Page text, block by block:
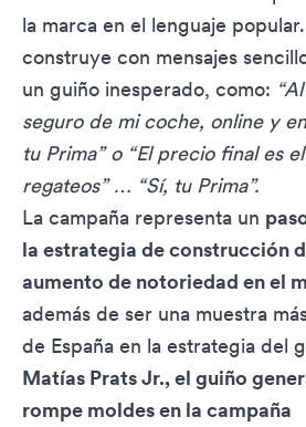
la marca en el lenguaje
construye con mensajes
un guiño inesperado, como:
seguro de mi coche, online y
tu Prima” o “El precio final es
regateos” … “Sí, tu Prima”.
La campaña representa un
la estrategia de construcción
aumento de notoriedad en el
además de ser una muestra
de España en la estrategia del
Matías Prats Jr., el guiño
rompe moldes en la campaña